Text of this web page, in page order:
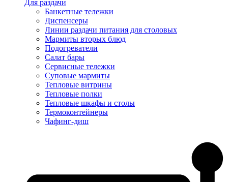
Для раздачи
Банкетные тележки
Диспенсеры
Линии раздачи питания для столовых
Мармиты вторых блюд
Подогреватели
Салат бары
Сервисные тележки
Суповые мармиты
Тепловые витрины
Тепловые полки
Тепловые шкафы и столы
Термоконтейнеры
Чафинг-диш